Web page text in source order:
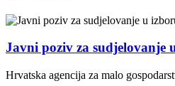
Javni poziv za
Hrvatska agencija za malo